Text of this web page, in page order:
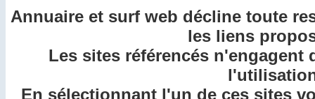
Annuaire et surf web décline toute
les liens
Les sites référencés
En sélectionnant l'un de ces sites